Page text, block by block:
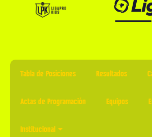
Tabla de Posiciones Resultados
Actas de Programación Equipos
Institucional